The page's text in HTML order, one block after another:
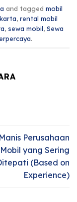
and tagged mobil
, rental mobil
, sewa mobil, Sewa
.
Perusahaan
yang Sering
(Based on
Experience)